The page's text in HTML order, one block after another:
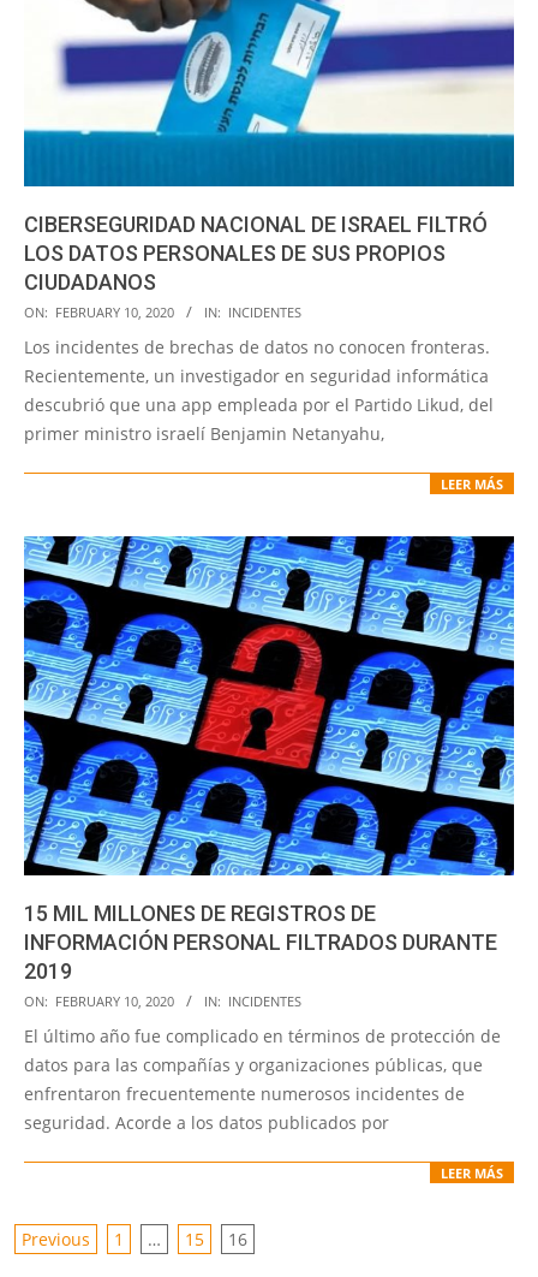
CIBERSEGURIDAD NACIONAL DE ISRAEL FILTRÓ
LOS DATOS PERSONALES DE SUS PROPIOS
CIUDADANOS
2020-
02-
10
ON: FEBRUARY 10, 2020 IN: INCIDENTES
Los incidentes de brechas de datos no conocen fronteras.
Recientemente, un investigador en seguridad informática
descubrió que una app empleada por el Partido Likud, del
primer ministro israelí Benjamin Netanyahu,
LEER MÁS
15 MIL MILLONES DE REGISTROS DE
INFORMACIÓN PERSONAL FILTRADOS DURANTE
2019
2020-
02-
10
ON: FEBRUARY 10, 2020 IN: INCIDENTES
El último año fue complicado en términos de protección de
datos para las compañías y organizaciones públicas, que
enfrentaron frecuentemente numerosos incidentes de
seguridad. Acorde a los datos publicados por
LEER MÁS
POSTS
Previous 1 … 15 16